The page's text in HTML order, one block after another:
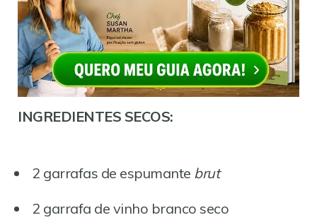
INGREDIENTES SECOS:
2 garrafas de espumante brut
2 garrafa de vinho branco seco